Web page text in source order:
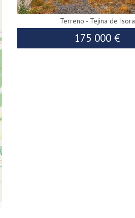
Terreno - Tejina de Isora
175 000 €